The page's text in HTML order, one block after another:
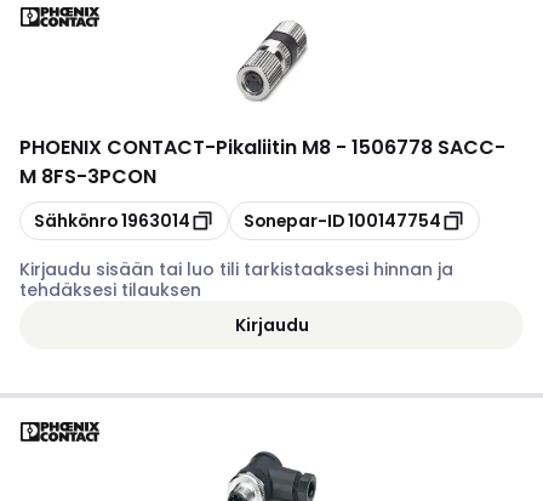
PHOENIX CONTACT-Pikaliitin M8 - 1506778 SACC-
M 8FS-3PCON
Kopioi
Sähkönro1963014 Kopioi
Sonepar-ID100147754
Kirjaudu sisään tai luo tili tarkistaaksesi hinnan ja
tehdäksesi tilauksen
Kirjaudu